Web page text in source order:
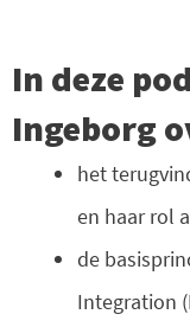
In deze
Ingeborg
het
en haar rol
de
Integration